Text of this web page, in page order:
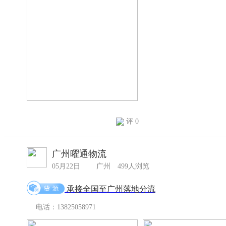
评 0
广州曜通物流
05月22日 广州 499人浏览
承接全国至广州落地分流
电话：13825058971